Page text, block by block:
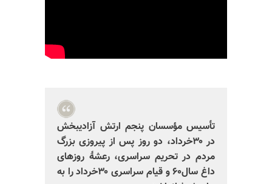
تأسیس مؤسسان پنجم ارتش آزادیبخش
در ۳۰خرداد، دو روز پس از پیروزی بزرگ
مردم در تحریم سراسری، رعشهٔ روزهای
داغ سال۶۰ و قیام سراسری ۳۰خرداد را به